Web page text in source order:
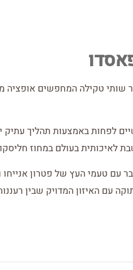
שותי טקילה המחפשים אופציה
לפחות באמצעות תהליך עתיק
עם טעמי העץ של פטרון
עם האיזון המדויק שבין